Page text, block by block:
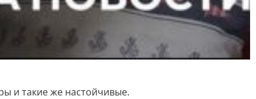
и такие же настойчивые.